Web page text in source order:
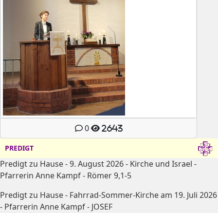
0 2643
PREDIGT
Predigt zu Hause - 9. August 2026 - Kirche und Israel -
Pfarrerin Anne Kampf - Römer 9,1-5
Predigt zu Hause - Fahrrad-Sommer-Kirche am 19. Juli 2026
- Pfarrerin Anne Kampf - JOSEF